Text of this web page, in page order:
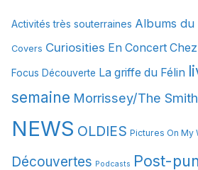
v
e
Activités très souterraines Albums du
Covers Curiosities En Concert
Focus Découverte La griffe du Félin
semaine Morrissey/The
NEWS OLDIES Pictures On My
Découvertes Podcasts Post-